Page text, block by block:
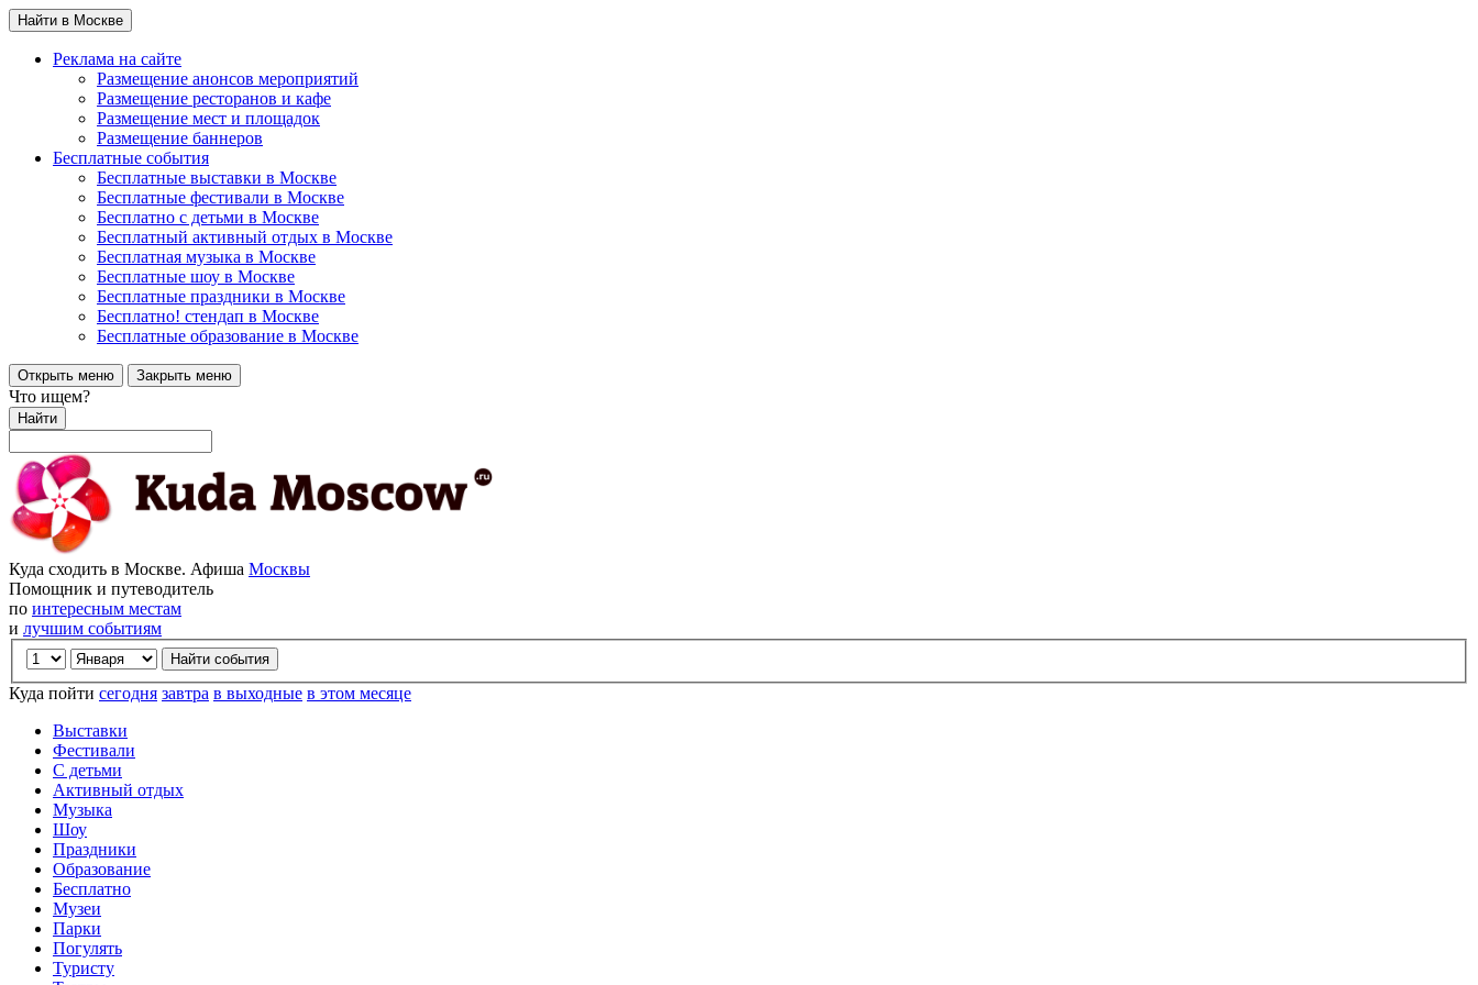
Найти в Москве
Реклама на сайте
Размещение анонсов мероприятий
Размещение ресторанов и кафе
Размещение мест и площадок
Размещение баннеров
Бесплатные события
Бесплатные выставки в Москве
Бесплатные фестивали в Москве
Бесплатно с детьми в Москве
Бесплатный активный отдых в Москве
Бесплатная музыка в Москве
Бесплатные шоу в Москве
Бесплатные праздники в Москве
Бесплатно! стендап в Москве
Бесплатные образование в Москве
Открыть меню Закрыть меню
Что ищем?
Найти
Куда сходить в Москве. Афиша Москвы
Помощник и путеводитель
по интересным местам
и лучшим событиям
Куда пойти сегодня завтра в выходные в этом месяце
Выставки
Фестивали
С детьми
Активный отдых
Музыка
Шоу
Праздники
Образование
Бесплатно
Музеи
Парки
Погулять
Туристу